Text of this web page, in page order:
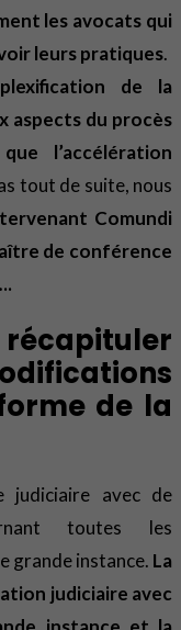
les avocats qui
leurs pratiques.
de la
aspects du procès
l’accélération
tout de suite, nous
Comundi
de conférence
...
de la
judiciaire avec de
toutes les
grande instance. La
judiciaire avec